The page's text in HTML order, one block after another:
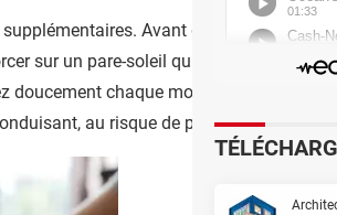
Avant de tenter de faire
sur un pare-soleil qui ne dispose pas
chaque mouvement avant
au risque de provoquer un